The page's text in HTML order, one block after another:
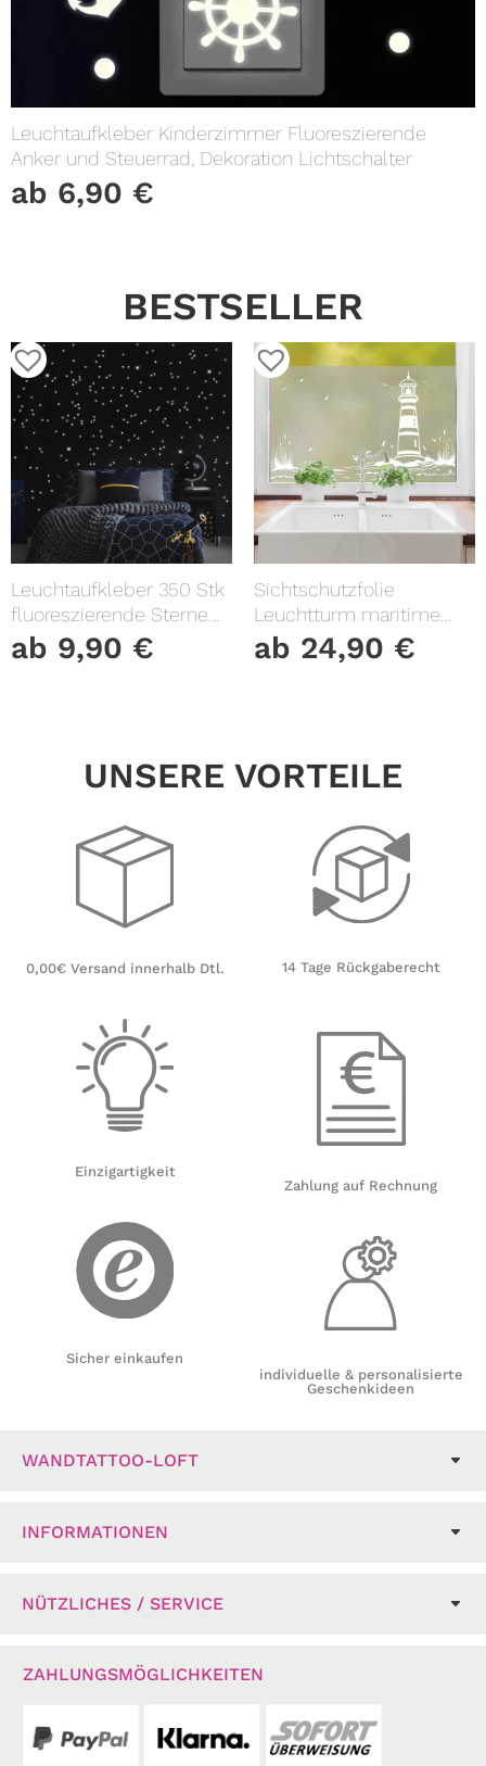
Leuchtaufkleber Kinderzimmer Fluoreszierende
Anker und Steuerrad, Dekoration Lichtschalter
ab 6,90 €
BESTSELLER
Leuchtaufkleber 350 Stk
fluoreszierende Sterne
und Punkte leuchten im
Dunklen Kinderzimmer
ab 9,90 €
Sichtschutzfolie
Leuchtturm maritime
Fensterfolie Fensterdeko
Milchglasfolie
ab 24,90 €
UNSERE VORTEILE
0,00€ Versand innerhalb Dtl.
Einzigartigkeit
Sicher einkaufen
14 Tage Rückgaberecht
Zahlung auf Rechnung
individuelle & personalisierte
Geschenkideen
WANDTATTOO-LOFT
INFORMATIONEN
NÜTZLICHES / SERVICE
ZAHLUNGSMÖGLICHKEITEN